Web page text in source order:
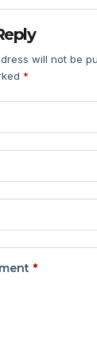
will not be
*
*